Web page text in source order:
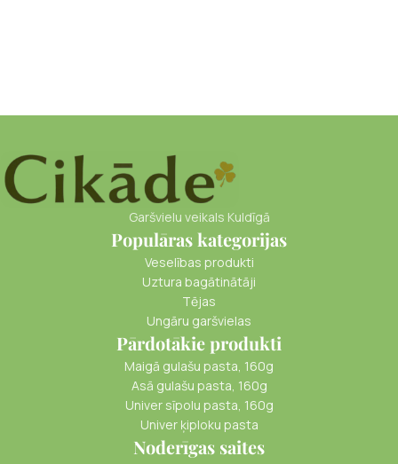
Garšvielu veikals Kuldīgā
Populāras kategorijas
Veselības produkti
Uztura bagātinātāji
Tējas
Ungāru garšvielas
Pārdotākie produkti
Maigā gulašu pasta, 160g
Asā gulašu pasta, 160g
Univer sīpolu pasta, 160g
Univer ķiploku pasta
Noderīgas saites